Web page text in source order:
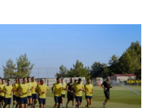
αυτοκινήτου,